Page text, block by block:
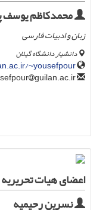
محمدکاظم یوسف
زبان و ادبیات فارسی
دانشیار دانشگاه گیلان
~yousefpour
guilan.ac.ir
اعضای هیات تحریریه
نسرین رحیمیه